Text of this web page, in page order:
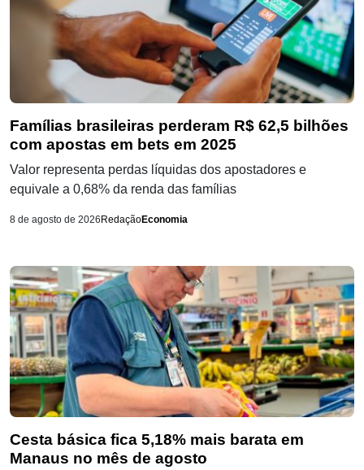
Famílias brasileiras perderam R$ 62,5 bilhões
com apostas em bets em 2025
Valor representa perdas líquidas dos apostadores e
equivale a 0,68% da renda das famílias
8 de agosto de 2026 RedaçãoEconomia
Cesta básica fica 5,18% mais barata em
Manaus no mês de agosto